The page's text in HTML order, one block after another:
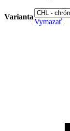
Varianta
Vymazať